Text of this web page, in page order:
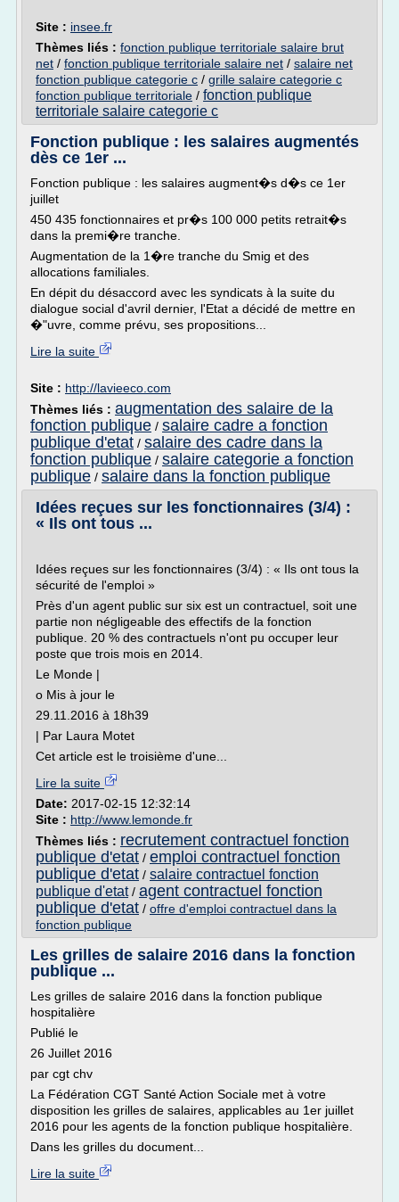
Site : insee.fr
Thèmes liés : fonction publique territoriale salaire brut
net / fonction publique territoriale salaire net / salaire net
fonction publique categorie c / grille salaire categorie c
fonction publique territoriale / fonction publique
territoriale salaire categorie c
Fonction publique : les salaires augmentés
dès ce 1er ...
Fonction publique : les salaires augment�s d�s ce 1er
juillet
450 435 fonctionnaires et pr�s 100 000 petits retrait�s
dans la premi�re tranche.
Augmentation de la 1�re tranche du Smig et des
allocations familiales.
En dépit du désaccord avec les syndicats à la suite du
dialogue social d'avril dernier, l'Etat a décidé de mettre en
�"uvre, comme prévu, ses propositions...
Lire la suite
Site : http://lavieeco.com
Thèmes liés : augmentation des salaire de la
fonction publique / salaire cadre a fonction
publique d'etat / salaire des cadre dans la
fonction publique / salaire categorie a fonction
publique / salaire dans la fonction publique
Idées reçues sur les fonctionnaires (3/4) :
« Ils ont tous ...
Idées reçues sur les fonctionnaires (3/4) : « Ils ont tous la
sécurité de l'emploi »
Près d'un agent public sur six est un contractuel, soit une
partie non négligeable des effectifs de la fonction
publique. 20 % des contractuels n'ont pu occuper leur
poste que trois mois en 2014.
Le Monde |
o Mis à jour le
29.11.2016 à 18h39
| Par Laura Motet
Cet article est le troisième d'une...
Lire la suite
Date: 2017-02-15 12:32:14
Site : http://www.lemonde.fr
Thèmes liés : recrutement contractuel fonction
publique d'etat / emploi contractuel fonction
publique d'etat / salaire contractuel fonction
publique d'etat/ agent contractuel fonction
publique d'etat / offre d'emploi contractuel dans la
fonction publique
Les grilles de salaire 2016 dans la fonction
publique ...
Les grilles de salaire 2016 dans la fonction publique
hospitalière
Publié le
26 Juillet 2016
par cgt chv
La Fédération CGT Santé Action Sociale met à votre
disposition les grilles de salaires, applicables au 1er juillet
2016 pour les agents de la fonction publique hospitalière.
Dans les grilles du document...
Lire la suite